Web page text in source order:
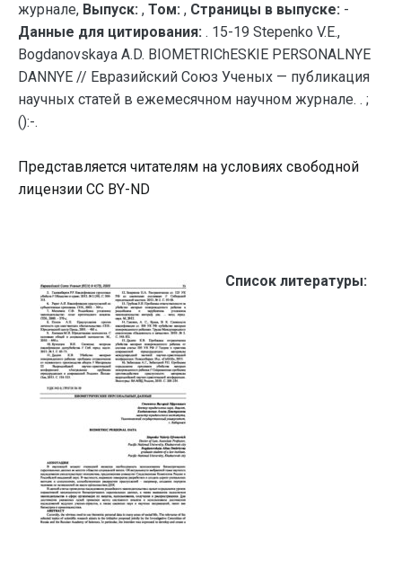
журнале, Выпуск: , Том: , Страницы в выпуске: -
Данные для цитирования: . 15-19 Stepenko V.E.,
Bogdanovskaya A.D. BIOMETRIChESKIE PERSONALNYE
DANNYE // Евразийский Союз Ученых — публикация
научных статей в ежемесячном научном журнале. . ;
():-.
Представляется читателям на условиях свободной
лицензии CC BY-ND
Список литературы: